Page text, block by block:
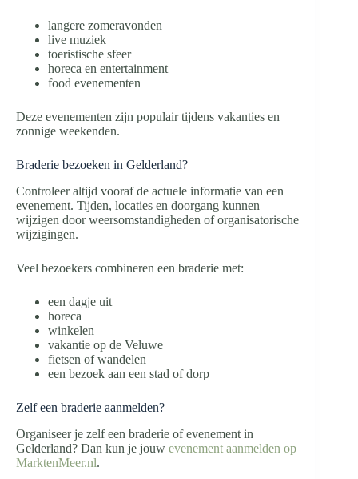
langere zomeravonden
live muziek
toeristische sfeer
horeca en entertainment
food evenementen
Deze evenementen zijn populair tijdens vakanties en
zonnige weekenden.
Braderie bezoeken in Gelderland?
Controleer altijd vooraf de actuele informatie van een
evenement. Tijden, locaties en doorgang kunnen
wijzigen door weersomstandigheden of organisatorische
wijzigingen.
Veel bezoekers combineren een braderie met:
een dagje uit
horeca
winkelen
vakantie op de Veluwe
fietsen of wandelen
een bezoek aan een stad of dorp
Zelf een braderie aanmelden?
Organiseer je zelf een braderie of evenement in
Gelderland? Dan kun je jouw evenement aanmelden op
MarktenMeer.nl.